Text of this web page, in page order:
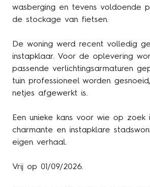
wasberging en tevens voldoende
de stockage van fietsen.
De woning werd recent volledig
instapklaar. Voor de oplevering
passende verlichtingsarmaturen
tuin professioneel worden
netjes afgewerkt is.
Een unieke kans voor wie op zoek
charmante en instapklare
eigen verhaal.
Vrij op 01/09/2026.